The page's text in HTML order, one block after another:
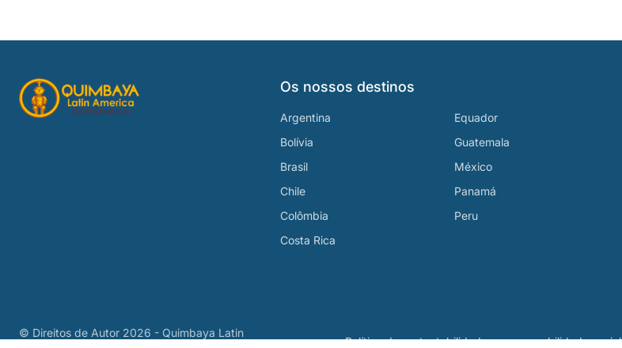
Os nossos destinos
Argentina
Bolívia
Brasil
Chile
Colômbia
Costa Rica
Equador
Guatemala
México
Panamá
Peru
© Direitos de Autor 2026 - Quimbaya Latin
Política de sustentabilidade e responsabilidade social